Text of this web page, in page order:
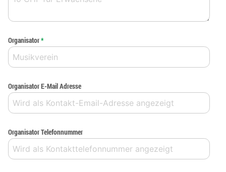
Organisator*
Organisator E-Mail Adresse
Organisator Telefonnummer